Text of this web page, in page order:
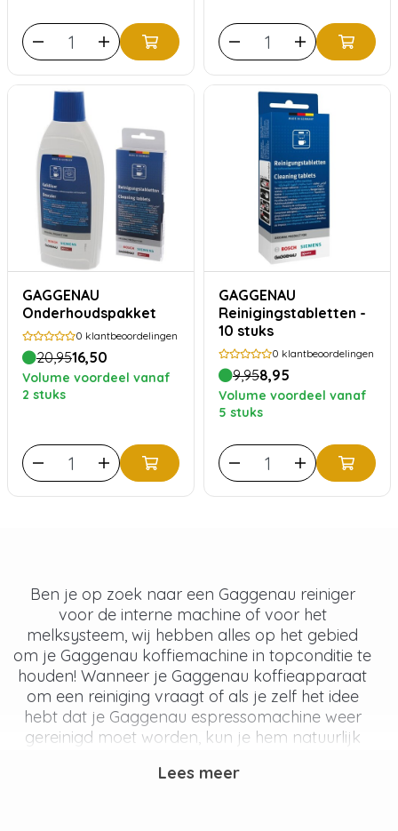
GAGGENAU
Onderhoudspakket
0 klantbeoordelingen
20,9516,50
Volume voordeel vanaf
2 stuks
GAGGENAU
Reinigingstabletten -
10 stuks
0 klantbeoordelingen
9,958,95
Volume voordeel vanaf
5 stuks
Ben je op zoek naar een Gaggenau reiniger
voor de interne machine of voor het
melksysteem, wij hebben alles op het gebied
om je Gaggenau koffiemachine in topconditie te
houden! Wanneer je Gaggenau koffieapparaat
om een reiniging vraagt of als je zelf het idee
hebt dat je Gaggenau espressomachine weer
gereinigd moet worden, kun je hem natuurlijk
reinigingstabletten voor je Gaggenau
Lees meer